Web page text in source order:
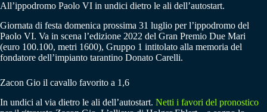
All’ippodromo Paolo VI in undici dietro le ali dell’autostart.
Giornata di festa domenica prossima 31 luglio per l’ippodromo del
Paolo VI. Va in scena l’edizione 2022 del Gran Premio Due Mari
(euro 100.100, metri 1600), Gruppo 1 intitolato alla memoria del
fondatore dell’impianto tarantino Donato Carelli.
Zacon Gio il cavallo favorito a 1,6
In undici al via dietro le ali dell’autostart. Netti i favori del pronostico